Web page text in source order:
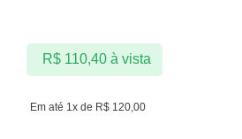
Em até 1x de R$ 120,00
R$110,40 à vista